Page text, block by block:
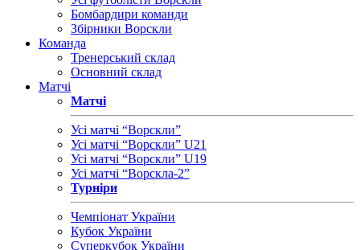
Бомбардири команди
Збірники Ворскли
Команда
Тренерський склад
Основний склад
Матчі
Матчі
Усі матчі “Ворскли”
Усі матчі “Ворскли” U21
Усі матчі “Ворскли” U19
Усі матчі “Ворскла-2”
Турніри
Чемпіонат України
Кубок України
Суперкубок України